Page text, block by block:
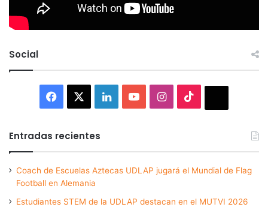
Social
Facebook LinkedInYouTubeInstagram
Entradas recientes
Coach de Escuelas Aztecas UDLAP jugará el Mundial de Flag
Football en Alemania
Estudiantes STEM de la UDLAP destacan en el MUTVI 2026